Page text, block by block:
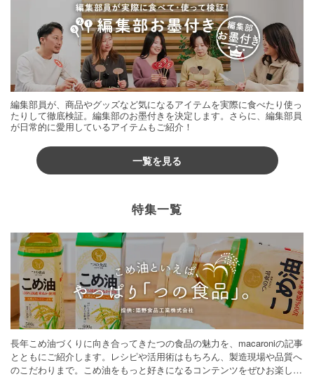
編集部員が、商品やグッズなど気になるアイテムを実際に食べたり使っ
たりして徹底検証。編集部のお墨付きを決定します。さらに、編集部員
が日常的に愛用しているアイテムもご紹介！
一覧を見る
特集一覧
長年こめ油づくりに向き合ってきたつの食品の魅力を、macaroniの記事
とともにご紹介します。レシピや活用術はもちろん、製造現場や品質へ
のこだわりまで。こめ油をもっと好きになるコンテンツをぜひお楽しみ